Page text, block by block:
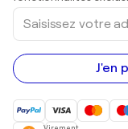
Saisissez
votre
adresse
e-
mail
J'en